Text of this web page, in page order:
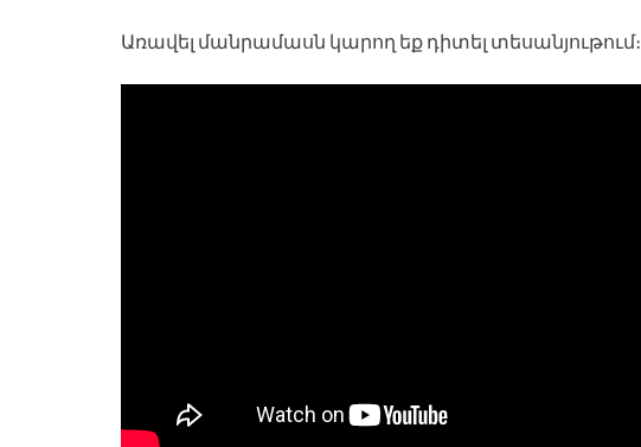
Առավել մանրամասն կարող եք դիտել տեսանյութում։